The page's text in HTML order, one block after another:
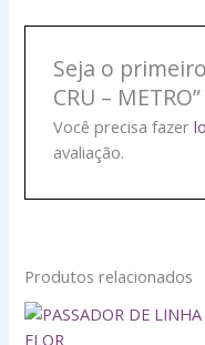
Seja o
CRU – METRO”
Você precisa fazer
avaliação.
Produtos relacionados
PASSADOR
DE